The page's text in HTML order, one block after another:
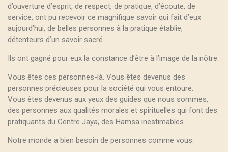
d’ouverture d’esprit, de respect, de pratique, d’écoute, de
service, ont pu recevoir ce magnifique savoir qui fait d’eux
aujourd’hui, de belles personnes à la pratique établie,
détenteurs d’un savoir sacré.
Ils ont gagné pour eux la constance d’être à l’image de la nôtre.
Vous êtes ces personnes-là. Vous êtes devenus des
personnes précieuses pour la société qui vous entoure.
Vous êtes devenus aux yeux des guides que nous sommes,
des personnes aux qualités morales et spirituelles qui font des
pratiquants du Centre Jaya, des Hamsa inestimables.
Notre monde a bien besoin de personnes comme vous.